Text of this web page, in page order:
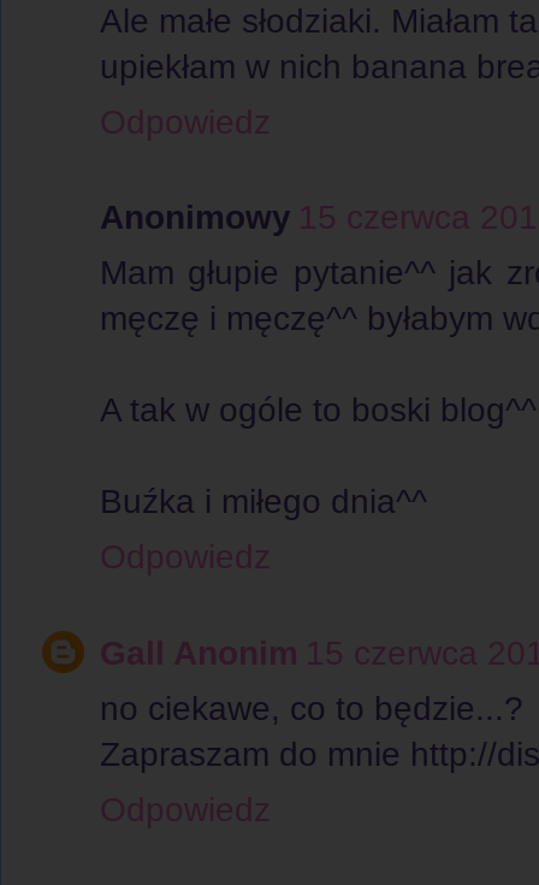
Ale małe słodziaki. Miałam
upiekłam w nich banana
Odpowiedz
Anonimowy 15 czerwca
Mam głupie pytanie^^ jak
męczę i męczę^^ byłabym
A tak w ogóle to boski
Buźka i miłego dnia^^
Odpowiedz
Gall Anonim 15 czerwca
no ciekawe, co to będzie...?
Zapraszam do mnie http://
Odpowiedz